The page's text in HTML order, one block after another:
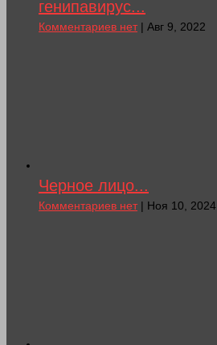
генипавирус...
Комментариев нет| Авг 9, 2022
Черное лицо...
Комментариев нет| Ноя 10, 2024